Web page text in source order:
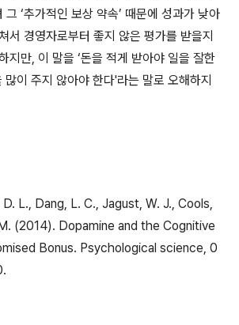
‘추가적인 보상 약속’ 때문에 성과가 낮아
서 경영자로부터 좋지 않은 평가를 받을지
지만, 이 말을 ‘돈을 적게 받아야 일을 잘한
많이 주지 않아야 한다'라는 말로 오해하지
L., Dang, L. C., Jagust, W. J., Cools,
(2014). Dopamine and the Cognitive
Bonus. Psychological science, 0